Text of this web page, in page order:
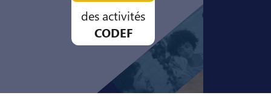
des activités
CODEF